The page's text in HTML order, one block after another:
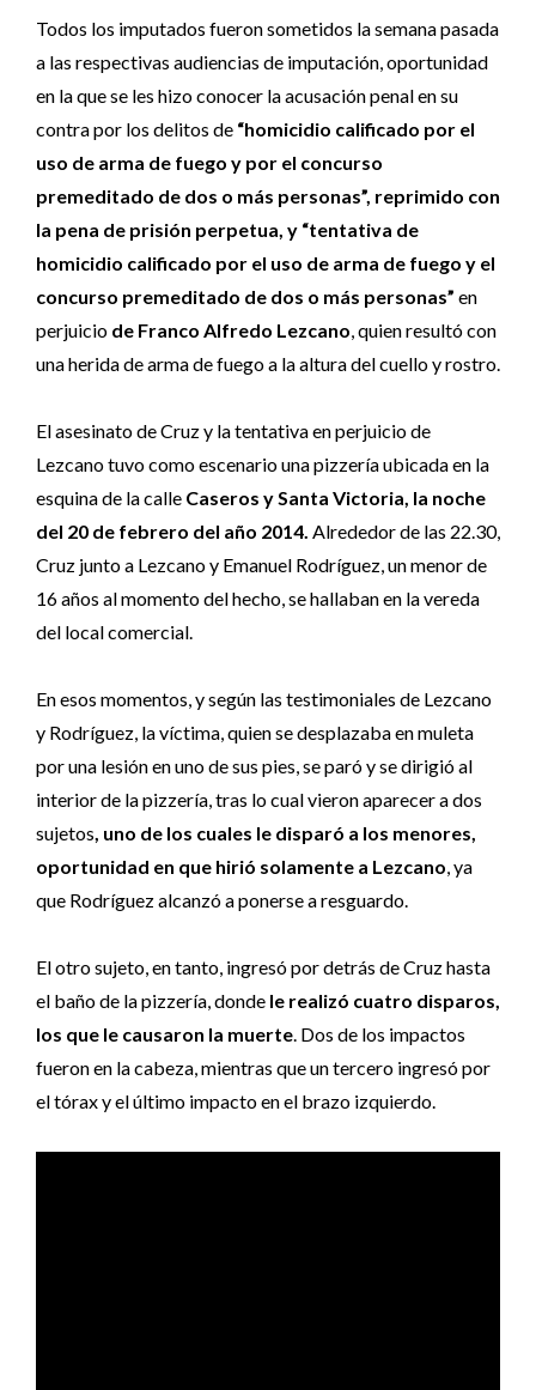
Todos los imputados fueron sometidos la semana pasada
a las respectivas audiencias de imputación, oportunidad
en la que se les hizo conocer la acusación penal en su
contra por los delitos de “homicidio calificado por el
uso de arma de fuego y por el concurso
premeditado de dos o más personas”, reprimido con
la pena de prisión perpetua, y “tentativa de
homicidio calificado por el uso de arma de fuego y el
concurso premeditado de dos o más personas” en
perjuicio de Franco Alfredo Lezcano, quien resultó con
una herida de arma de fuego a la altura del cuello y rostro.
El asesinato de Cruz y la tentativa en perjuicio de
Lezcano tuvo como escenario una pizzería ubicada en la
esquina de la calle Caseros y Santa Victoria, la noche
del 20 de febrero del año 2014. Alrededor de las 22.30,
Cruz junto a Lezcano y Emanuel Rodríguez, un menor de
16 años al momento del hecho, se hallaban en la vereda
del local comercial.
En esos momentos, y según las testimoniales de Lezcano
y Rodríguez, la víctima, quien se desplazaba en muleta
por una lesión en uno de sus pies, se paró y se dirigió al
interior de la pizzería, tras lo cual vieron aparecer a dos
sujetos, uno de los cuales le disparó a los menores,
oportunidad en que hirió solamente a Lezcano, ya
que Rodríguez alcanzó a ponerse a resguardo.
El otro sujeto, en tanto, ingresó por detrás de Cruz hasta
el baño de la pizzería, donde le realizó cuatro disparos,
los que le causaron la muerte. Dos de los impactos
fueron en la cabeza, mientras que un tercero ingresó por
el tórax y el último impacto en el brazo izquierdo.